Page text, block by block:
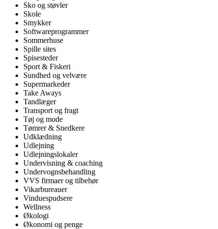
Sko og støvler
Skole
Smykker
Softwareprogrammer
Sommerhuse
Spille sites
Spisesteder
Sport & Fiskeri
Sundhed og velvære
Supermarkeder
Take Aways
Tandlæger
Transport og fragt
Tøj og mode
Tømrer & Snedkere
Udklædning
Udlejning
Udlejningslokaler
Undervisning & coaching
Undervognsbehandling
VVS firmaer og tilbehør
Vikarbureauer
Vinduespudsere
Wellness
Økologi
Økonomi og penge